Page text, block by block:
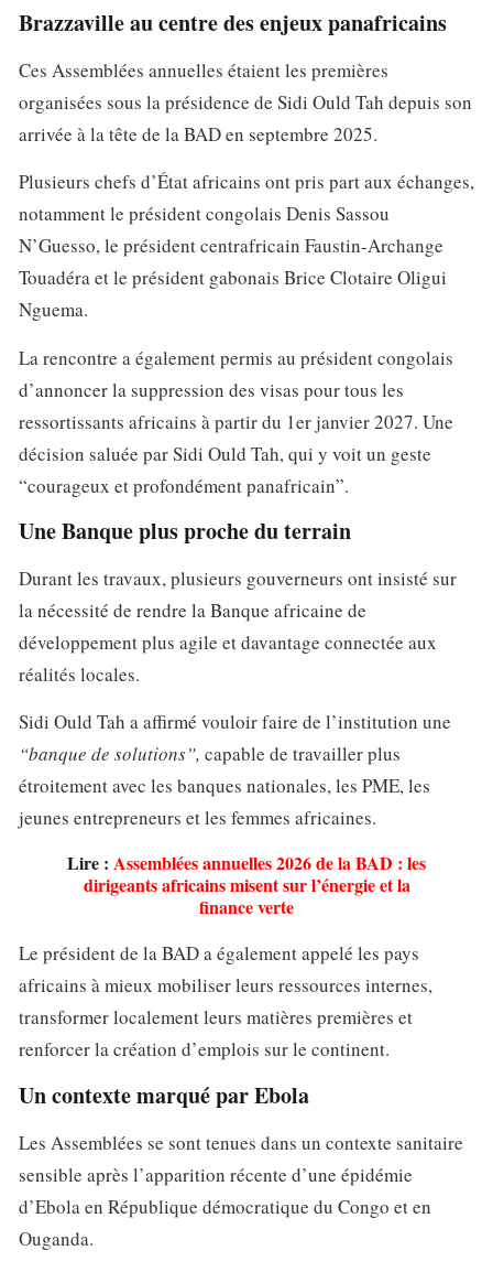
Brazzaville au centre des enjeux panafricains
Ces Assemblées annuelles étaient les premières
organisées sous la présidence de Sidi Ould Tah depuis son
arrivée à la tête de la BAD en septembre 2025.
Plusieurs chefs d’État africains ont pris part aux échanges,
notamment le président congolais Denis Sassou
N’Guesso, le président centrafricain Faustin-Archange
Touadéra et le président gabonais Brice Clotaire Oligui
Nguema.
La rencontre a également permis au président congolais
d’annoncer la suppression des visas pour tous les
ressortissants africains à partir du 1er janvier 2027. Une
décision saluée par Sidi Ould Tah, qui y voit un geste
“courageux et profondément panafricain”.
Une Banque plus proche du terrain
Durant les travaux, plusieurs gouverneurs ont insisté sur
la nécessité de rendre la Banque africaine de
développement plus agile et davantage connectée aux
réalités locales.
Sidi Ould Tah a affirmé vouloir faire de l’institution une
“banque de solutions”, capable de travailler plus
étroitement avec les banques nationales, les PME, les
jeunes entrepreneurs et les femmes africaines.
Lire : Assemblées annuelles 2026 de la BAD : les
dirigeants africains misent sur l’énergie et la
finance verte
Le président de la BAD a également appelé les pays
africains à mieux mobiliser leurs ressources internes,
transformer localement leurs matières premières et
renforcer la création d’emplois sur le continent.
Un contexte marqué par Ebola
Les Assemblées se sont tenues dans un contexte sanitaire
sensible après l’apparition récente d’une épidémie
d’Ebola en République démocratique du Congo et en
Ouganda.